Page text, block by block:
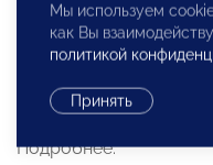
предпринимателей
Золотого кольца
специалисты - не
Подробнее:
Мы используем
как Вы
политикой
Принять